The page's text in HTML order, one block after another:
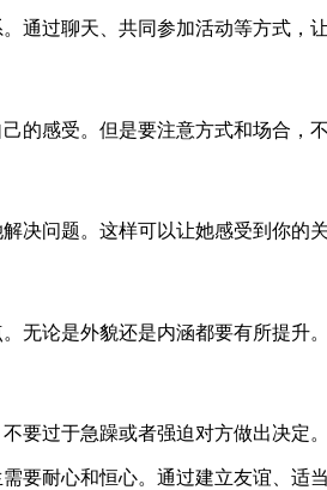
通过聊天、共同参加活动等方式，
的感受。但是要注意方式和场合，
决问题。这样可以让她感受到你的
无论是外貌还是内涵都要有所提升
要过于急躁或者强迫对方做出决定
要耐心和恒心。通过建立友谊、